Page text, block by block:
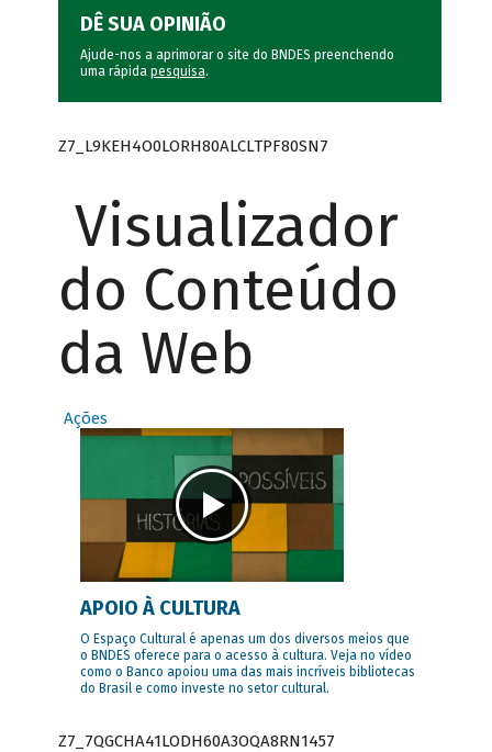
DÊ SUA OPINIÃO
Ajude-nos a aprimorar o site do BNDES preenchendo
uma rápida pesquisa.
Z7_L9KEH4O0LORH80ALCLTPF80SN7
Visualizador
do Conteúdo
da Web
Ações
APOIO À CULTURA
O Espaço Cultural é apenas um dos diversos meios que
o BNDES oferece para o acesso à cultura. Veja no vídeo
como o Banco apoiou uma das mais incríveis bibliotecas
do Brasil e como investe no setor cultural.
Z7_7QGCHA41LODH60A3OQA8RN1457